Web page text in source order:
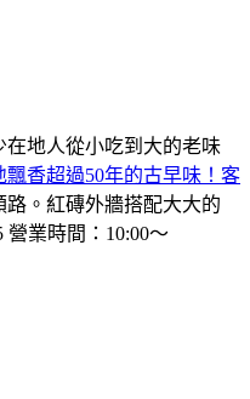
地人從小吃到大的老味
香超過50年的古早味！客
。紅磚外牆搭配大大的
營業時間：10:00～